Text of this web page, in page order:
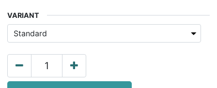
VARIANT